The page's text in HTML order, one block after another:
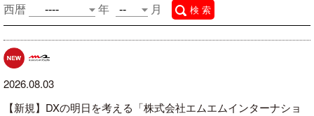
西暦
年 月 検 索
2026.08.03
【新規】DXの明日を考える「株式会社エムエムインターナショ